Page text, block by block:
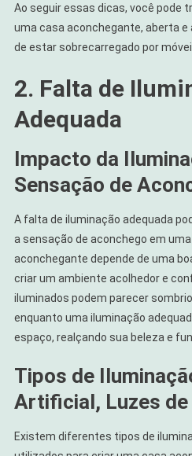
Ao seguir essas dicas, você pode
uma casa aconchegante, aberta e
de estar sobrecarregado por
2. Falta de
Adequada
Impacto da
Sensação de
A falta de iluminação adequada
a sensação de aconchego em
aconchegante depende de uma
criar um ambiente acolhedor e
iluminados podem parecer
enquanto uma iluminação
espaço, realçando sua beleza e
Tipos de
Artificial, Luzes de
Existem diferentes tipos de